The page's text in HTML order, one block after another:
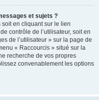
et sujets ?
en cliquant sur le lien
contrôle de l’utilisateur, soit en
de l’utilisateur » sur la page de
« Raccourcis » situé sur la
recherche de vos propres
convenablement les options